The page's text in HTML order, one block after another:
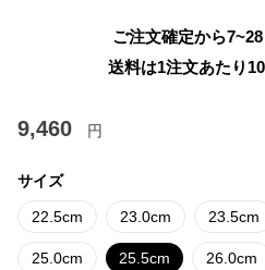
ご注文確定から
送料は1注文あたり
9,460 円
サイズ
22.5cm 23.0cm 23.5cm
25.0cm 25.5cm 26.0cm